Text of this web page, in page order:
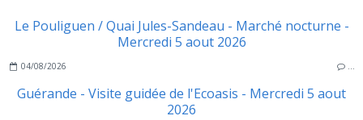
Le Pouliguen / Quai Jules-Sandeau - Marché nocturne -
Mercredi 5 aout 2026
04/08/2026 …
Guérande - Visite guidée de l'Ecoasis - Mercredi 5 aout
2026